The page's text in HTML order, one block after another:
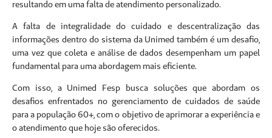
resultando em uma falta de atendimento personalizado.
A falta de integralidade do cuidado e descentralização das
informações dentro do sistema da Unimed também é um desafio,
uma vez que coleta e análise de dados desempenham um papel
fundamental para uma abordagem mais eficiente.
Com isso, a Unimed Fesp busca soluções que abordam os
desafios enfrentados no gerenciamento de cuidados de saúde
para a população 60+, com o objetivo de aprimorar a experiência e
o atendimento que hoje são oferecidos.